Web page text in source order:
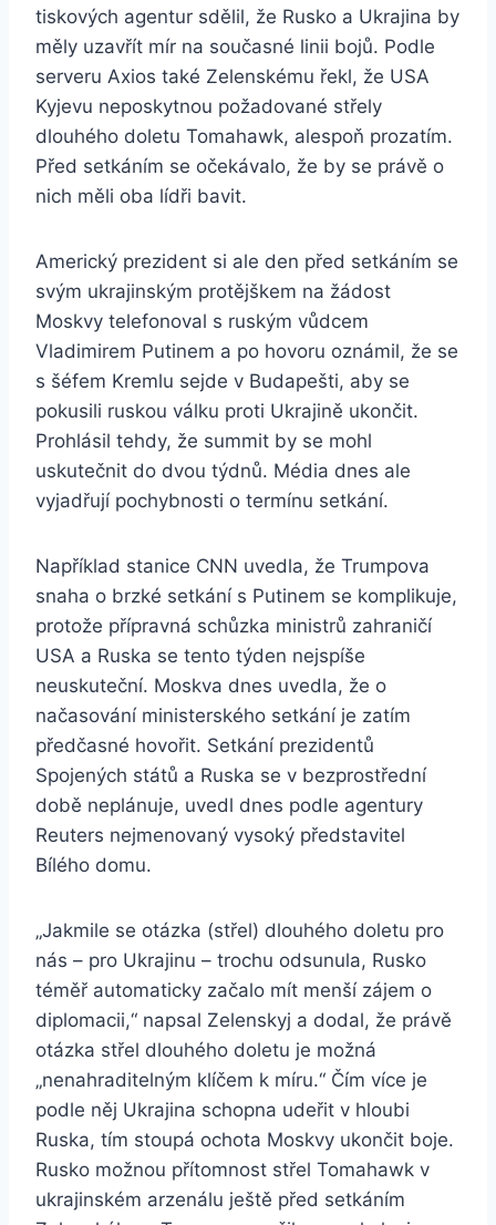
tiskových agentur sdělil, že Rusko a Ukrajina by
měly uzavřít mír na současné linii bojů. Podle
serveru Axios také Zelenskému řekl, že USA
Kyjevu neposkytnou požadované střely
dlouhého doletu Tomahawk, alespoň prozatím.
Před setkáním se očekávalo, že by se právě o
nich měli oba lídři bavit.
Americký prezident si ale den před setkáním se
svým ukrajinským protějškem na žádost
Moskvy telefonoval s ruským vůdcem
Vladimirem Putinem a po hovoru oznámil, že se
s šéfem Kremlu sejde v Budapešti, aby se
pokusili ruskou válku proti Ukrajině ukončit.
Prohlásil tehdy, že summit by se mohl
uskutečnit do dvou týdnů. Média dnes ale
vyjadřují pochybnosti o termínu setkání.
Například stanice CNN uvedla, že Trumpova
snaha o brzké setkání s Putinem se komplikuje,
protože přípravná schůzka ministrů zahraničí
USA a Ruska se tento týden nejspíše
neuskuteční. Moskva dnes uvedla, že o
načasování ministerského setkání je zatím
předčasné hovořit. Setkání prezidentů
Spojených států a Ruska se v bezprostřední
době neplánuje, uvedl dnes podle agentury
Reuters nejmenovaný vysoký představitel
Bílého domu.
„Jakmile se otázka (střel) dlouhého doletu pro
nás – pro Ukrajinu – trochu odsunula, Rusko
téměř automaticky začalo mít menší zájem o
diplomacii,“ napsal Zelenskyj a dodal, že právě
otázka střel dlouhého doletu je možná
„nenahraditelným klíčem k míru.“ Čím více je
podle něj Ukrajina schopna udeřit v hloubi
Ruska, tím stoupá ochota Moskvy ukončit boje.
Rusko možnou přítomnost střel Tomahawk v
ukrajinském arzenálu ještě před setkáním